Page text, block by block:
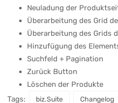
Neuladung der
Überarbeitung des Grid
Überarbeitung des Grids
Hinzufügung des
Suchfeld + Pagination
Zurück Button
Löschen der Produkte
Tags:
biz.Suite Changelog